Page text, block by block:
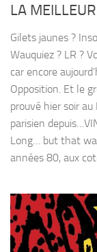
LA
Gilets jaunes ?
Wauquiez ? LR ?
car encore
Opposition. Et le
prouvé hier soir
parisien
Long… but that
années 80, aux